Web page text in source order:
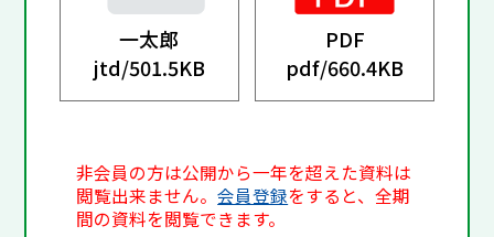
一太郎
jtd/501.5KB
PDF
pdf/660.4KB
非会員の方は公開から一年を超えた資料は
閲覧出来ません。会員登録をすると、全期
間の資料を閲覧できます。